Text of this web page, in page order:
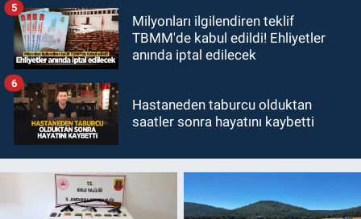
Milyonları ilgilendiren teklif
TBMM'de kabul edildi! Ehliyetler
anında iptal edilecek
5
Hastaneden taburcu olduktan
saatler sonra hayatını kaybetti
6